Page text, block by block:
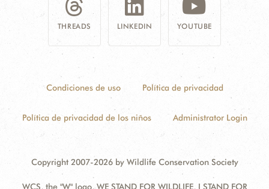
THREADS LINKEDIN YOUTUBE
Condiciones de uso Política de privacidad
Política de privacidad de los niños Administrator Login
Copyright 2007-2026 by Wildlife Conservation Society
WCS, the "W" logo, WE STAND FOR WILDLIFE, I STAND FOR